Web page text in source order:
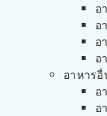
อ
อ
อ
อ
อาหารอื่
อ
อ